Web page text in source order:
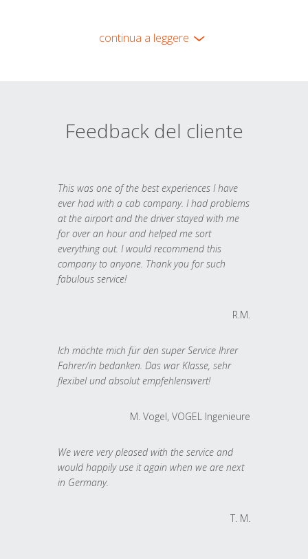
continua a leggere
Feedback del cliente
This was one of the best experiences I have
ever had with a cab company. I had problems
at the airport and the driver stayed with me
for over an hour and helped me sort
everything out. I would recommend this
company to anyone. Thank you for such
fabulous service!
R.M.
Ich möchte mich für den super Service Ihrer
Fahrer/in bedanken. Das war Klasse, sehr
flexibel und absolut empfehlenswert!
M. Vogel, VOGEL Ingenieure
We were very pleased with the service and
would happily use it again when we are next
in Germany.
T. M.